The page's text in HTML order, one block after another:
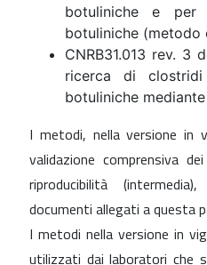
botuliniche e
botuliniche (metodo
CNRB31.013 rev. 3
ricerca di
botuliniche
I metodi, nella versione in
validazione comprensiva
riproducibilità
documenti allegati a questa
I metodi nella versione in
utilizzati dai laboratori che